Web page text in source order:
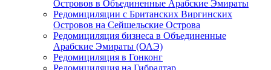
Островов в Объединенные Арабские Эмираты
Редомициляции с Британских Виргинских
Островов на Сейшельские Острова
Редомициляция бизнеса в Объединенные
Арабские Эмираты (ОАЭ)
Редомициляция в Гонконг
Редомициляция на Гибралтар